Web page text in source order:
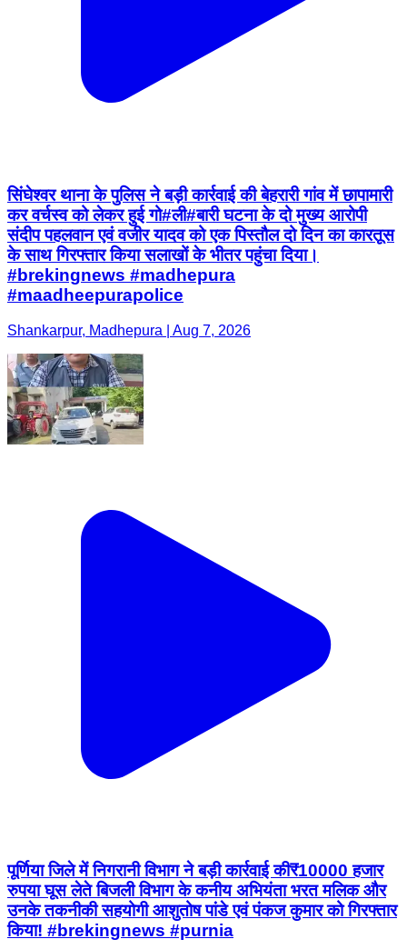
सिंघेश्वर थाना के पुलिस ने बड़ी कार्रवाई की बेहरारी गांव में छापामारी
कर वर्चस्व को लेकर हुई गो#ली#बारी घटना के दो मुख्य आरोपी
संदीप पहलवान एवं वजीर यादव को एक पिस्तौल दो दिन का कारतूस
के साथ गिरफ्तार किया सलाखों के भीतर पहुंचा दिया।
#brekingnews #madhepura
#maadheepurapolice
Shankarpur, Madhepura | Aug 7, 2026
पूर्णिया जिले में निगरानी विभाग ने बड़ी कार्रवाई की₹10000 हजार
रुपया घूस लेते बिजली विभाग के कनीय अभियंता भरत मलिक और
उनके तकनीकी सहयोगी आशुतोष पांडे एवं पंकज कुमार को गिरफ्तार
किया! #brekingnews #purnia